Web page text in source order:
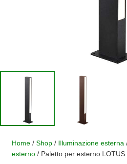
Home / Shop / Illuminazione esterna
esterno / Paletto per esterno LOTUS